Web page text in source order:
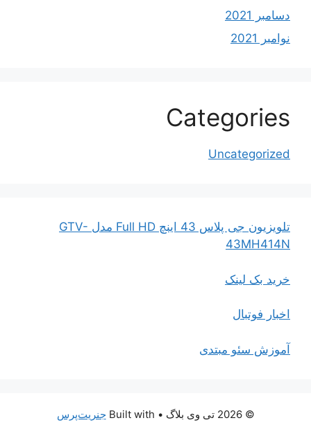
دسامبر 2021
نوامبر 2021
Categories
Uncategorized
تلویزیون جی پلاس 43 اینچ Full HD مدل GTV-
43MH414N
خرید بک لینک
اخبار فوتبال
آموزش سئو مبتدی
© 2026 تی وی بلاگ • Built with جنریت‌پرس